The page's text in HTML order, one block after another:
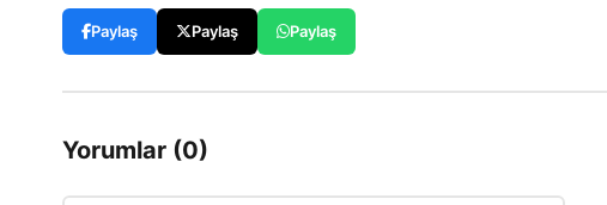
Paylaş Paylaş Paylaş
Yorumlar (0)